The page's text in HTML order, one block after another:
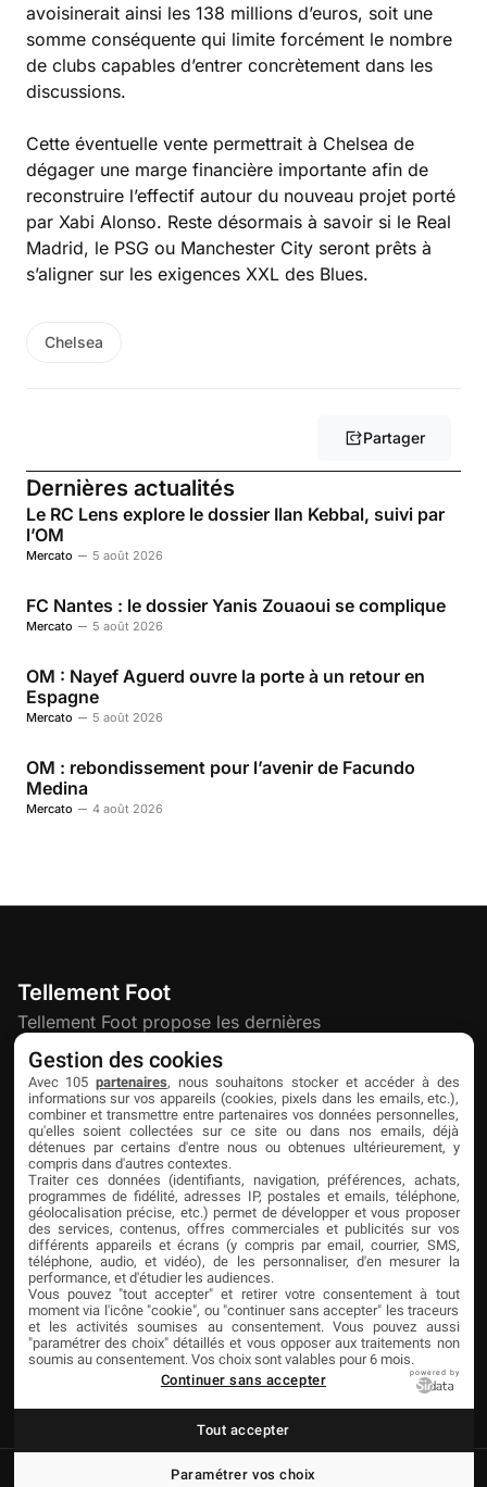
avoisinerait ainsi les 138 millions d’euros, soit une
somme conséquente qui limite forcément le nombre
de clubs capables d’entrer concrètement dans les
discussions.
Cette éventuelle vente permettrait à Chelsea de
dégager une marge financière importante afin de
reconstruire l’effectif autour du nouveau projet porté
par Xabi Alonso. Reste désormais à savoir si le Real
Madrid, le PSG ou Manchester City seront prêts à
s’aligner sur les exigences XXL des Blues.
Chelsea
Partager
Dernières actualités
Le RC Lens explore le dossier Ilan Kebbal, suivi par
l’OM
Mercato 5 août 2026
FC Nantes : le dossier Yanis Zouaoui se complique
Mercato 5 août 2026
OM : Nayef Aguerd ouvre la porte à un retour en
Espagne
Mercato 5 août 2026
OM : rebondissement pour l’avenir de Facundo
Medina
Mercato 4 août 2026
Tellement Foot
Tellement Foot propose les dernières
actualités et nouveautés créatives dédiées
au football.
Découvrir
À propos
Contact
Publicité
Liens utiles
Mentions légales
Confidentialité
Cookies
Partenaires
Livefoot
Jeunesfooteux
Tólmi Studio
King Score
Foot en France
Football Addict
© Copyright Tellement Foot Réalisation Tólmi Studio
Gestion des cookies
Avec 105 partenaires, nous souhaitons stocker et accéder à des
informations sur vos appareils (cookies, pixels dans les emails, etc.),
combiner et transmettre entre partenaires vos données personnelles,
qu'elles soient collectées sur ce site ou dans nos emails, déjà
détenues par certains d'entre nous ou obtenues ultérieurement, y
compris dans d'autres contextes.
Traiter ces données (identifiants, navigation, préférences, achats,
programmes de fidélité, adresses IP, postales et emails, téléphone,
géolocalisation précise, etc.) permet de développer et vous proposer
des services, contenus, offres commerciales et publicités sur vos
différents appareils et écrans (y compris par email, courrier, SMS,
téléphone, audio, et vidéo), de les personnaliser, d'en mesurer la
performance, et d'étudier les audiences.
Vous pouvez "tout accepter" et retirer votre consentement à tout
moment via l'icône "cookie", ou "continuer sans accepter" les traceurs
et les activités soumises au consentement. Vous pouvez aussi
"paramétrer des choix" détaillés et vous opposer aux traitements non
soumis au consentement. Vos choix sont valables pour 6 mois.
Continuer sans accepter
powered by
Paramétrer vos choix
Tout accepter